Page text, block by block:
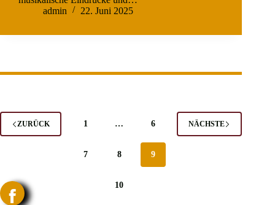
admin
22. Juni 2025
ZURÜCK 1 … 6
7 8 9
10
NÄCHSTE